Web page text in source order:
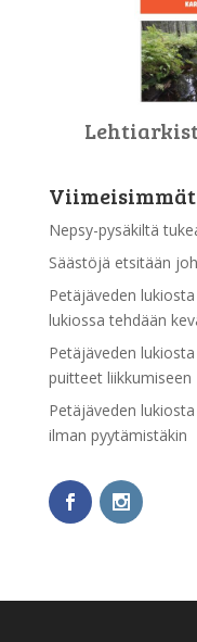
Nepsy-pysäkiltä
Säästöjä etsitään
Petäjäveden
lukiossa tehdään
Petäjäveden
puitteet liikkumiseen
Petäjäveden
ilman pyytämistäkin